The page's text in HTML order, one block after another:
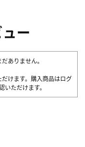
ー
ありません。
けます。購入商品はログ
いただけます。